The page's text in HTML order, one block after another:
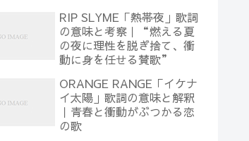
RIP SLYME「熱帯夜」歌詞
の意味と考察｜“燃える夏
の夜に理性を脱ぎ捨て、衝
動に身を任せる賛歌”
ORANGE RANGE「イケナ
イ太陽」歌詞の意味と解釈
｜青春と衝動がぶつかる恋
の歌